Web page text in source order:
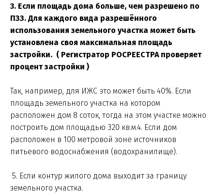
3. Если площадь дома больше, чем разрешено по
ПЗЗ. Для каждого вида разрешённого
использования земельного участка может быть
установлена своя максимальная площадь
застройки. ( Регистратор РОСРЕЕСТРА проверяет
процент застройки )
Так, например, для ИЖС это может быть 40%. Если
площадь земельного участка на котором
расположен дом 8 соток, тогда на этом участке можно
построить дом площадью 320 кв.м.4. Если дом
расположен в 100 метровой зоне источников
питьевого водоснабжения (водохранилище).
5. Если контур жилого дома выходит за границу
земельного участка.